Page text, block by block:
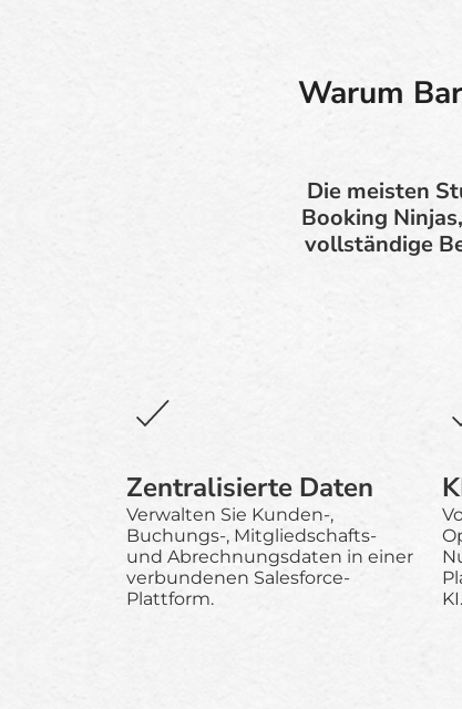
Warum
Die meisten
Booking
vollständige
Zentralisierte Daten
Verwalten Sie Kunden-,
Buchungs-, Mitgliedschafts-
und Abrechnungsdaten in einer
verbundenen Salesforce-
Plattform.
KI.